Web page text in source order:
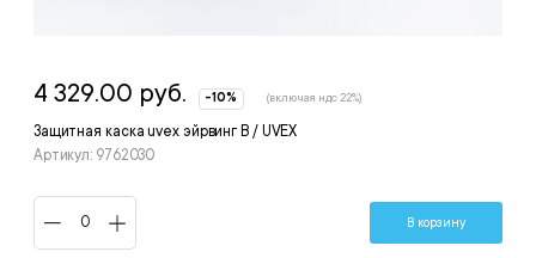
Защитная каска uvex эйрвинг B / UVEX
Артикул: 9762030
4 329.00 руб. -10% (включая ндс 22%)
В корзину